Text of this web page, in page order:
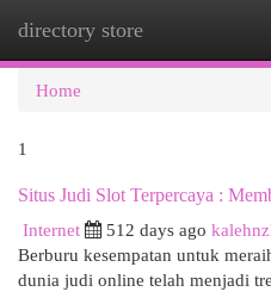
directory store
Home
1
Situs Judi Slot Terpercaya :
Internet
512 days ago
Berburu kesempatan untuk
dunia judi online telah menjadi